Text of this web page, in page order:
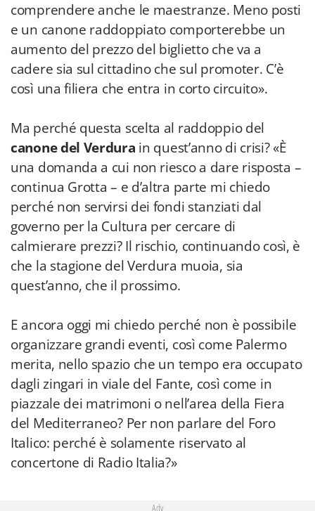
comprendere anche le maestranze. Meno posti
e un canone raddoppiato comporterebbe un
aumento del prezzo del biglietto che va a
cadere sia sul cittadino che sul promoter. C’è
così una filiera che entra in corto circuito».
Ma perché questa scelta al raddoppio del
canone del Verdura in quest’anno di crisi? «È
una domanda a cui non riesco a dare risposta –
continua Grotta – e d’altra parte mi chiedo
perché non servirsi dei fondi stanziati dal
governo per la Cultura per cercare di
calmierare prezzi? Il rischio, continuando così, è
che la stagione del Verdura muoia, sia
quest’anno, che il prossimo.
E ancora oggi mi chiedo perché non è possibile
organizzare grandi eventi, così come Palermo
merita, nello spazio che un tempo era occupato
dagli zingari in viale del Fante, così come in
piazzale dei matrimoni o nell’area della Fiera
del Mediterraneo? Per non parlare del Foro
Italico: perché è solamente riservato al
concertone di Radio Italia?»
Adv